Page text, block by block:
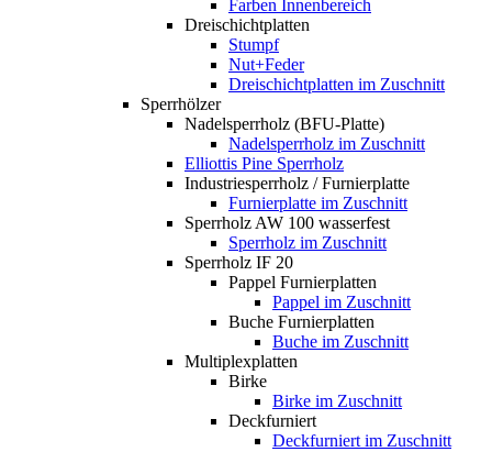
Farben Innenbereich
Dreischichtplatten
Stumpf
Nut+Feder
Dreischichtplatten im Zuschnitt
Sperrhölzer
Nadelsperrholz (BFU-Platte)
Nadelsperrholz im Zuschnitt
Elliottis Pine Sperrholz
Industriesperrholz / Furnierplatte
Furnierplatte im Zuschnitt
Sperrholz AW 100 wasserfest
Sperrholz im Zuschnitt
Sperrholz IF 20
Pappel Furnierplatten
Pappel im Zuschnitt
Buche Furnierplatten
Buche im Zuschnitt
Multiplexplatten
Birke
Birke im Zuschnitt
Deckfurniert
Deckfurniert im Zuschnitt